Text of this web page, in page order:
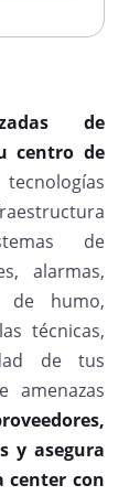
de
centro de
de
alarmas,
de humo,
técnicas,
de tus
amenazas
y asegura
center con